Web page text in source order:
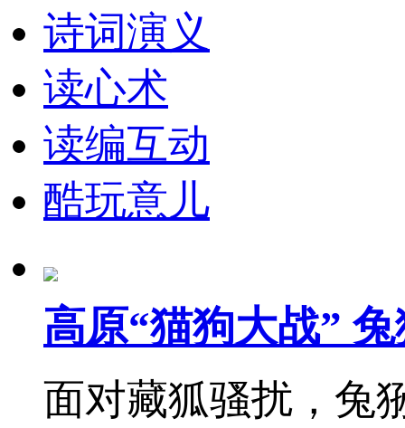
诗词演义
读心术
读编互动
酷玩意儿
高原“猫狗大战”
面对藏狐骚扰，兔